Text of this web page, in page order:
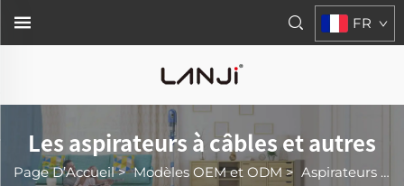
FR
Les aspirateurs à câbles et autres
Page D’Accueil>Modèles OEM et ODM > Aspirateurs Filaires Et Autres